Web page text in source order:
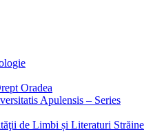
Oradea
Apulensis – Series
de Limbi și Literaturi Străine